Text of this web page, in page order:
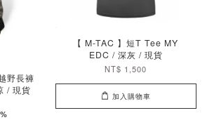
野長褲
/ 現貨
【 M-TAC 】短T Tee MY
EDC / 深灰 / 現貨
NT$ 1,500
加入購物車